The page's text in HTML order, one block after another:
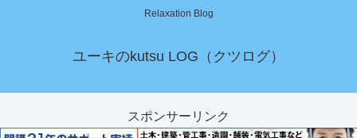
Relaxation Blog
ユーキのkutsu LOG（クツログ）
スポンサーリンク